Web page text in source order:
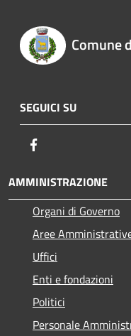
Comune
SEGUICI SU
AMMINISTRAZIONE
Organi di Governo
Aree
Uffici
Enti e fondazioni
Politici
Personale